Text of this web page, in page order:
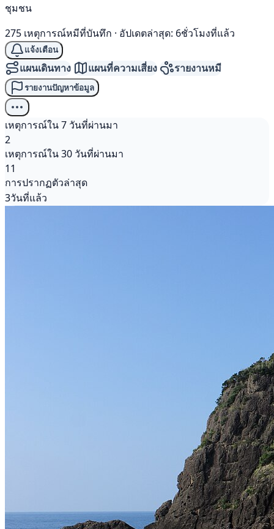
ชุมชน
275 เหตุการณ์หมีที่บันทึก · อัปเดตล่าสุด: 6ชั่วโมงที่แล้ว
แจ้งเตือน
แผนเดินทาง แผนที่ความเสี่ยง รายงานหมี
รายงานปัญหาข้อมูล
เหตุการณ์ใน 7 วันที่ผ่านมา
2
เหตุการณ์ใน 30 วันที่ผ่านมา
11
การปรากฏตัวล่าสุด
3วันที่แล้ว